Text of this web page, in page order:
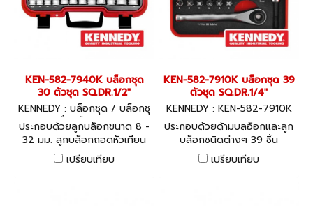
KEN-582-7940K บล็อกชุด
30 ตัวชุด SQ.DR.1/2"
KENNEDY : บล็อกชุด / บล็อกชุ
ดพร้อมเครื่องมือ KEN-582-79
40K
ประกอบด้วยลูกบล็อกขนาด 8 -
32 มม. ลูกบล็อกถอดหัวเทียน
ด้ามและข้อต่อในชุด
เปรียบเทียบ
KEN-582-7910K บล็อกชุด 39
ตัวชุด SQ.DR.1/4"
KENNEDY : KEN-582-7910K
ประกอบด้วยด้ามบลอ็อกและลูก
บล็อกชนิดต่างๆ 39 ชิ้น
เปรียบเทียบ